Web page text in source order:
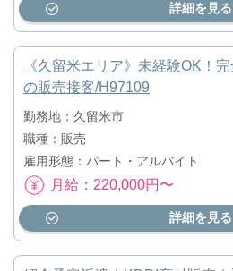
詳細を見る
《久留米エリア》未経験OK！
の販売接客/H97109
勤務地：久留米市
職種：販売
雇用形態：パート・アルバイト
月給：220,000円〜
詳細を見る